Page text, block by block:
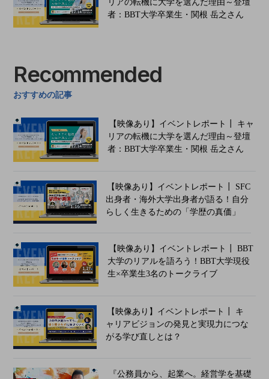
リアの転機に大学を選んだ理由～登壇
者：BBT大学卒業生・関根 岳之さん
Recommended
おすすめの記事
【映像あり】イベントレポート┃ キャ
リアの転機に大学を選んだ理由～登壇
者：BBT大学卒業生・関根 岳之さん
【映像あり】イベントレポート┃ SFC
出身者・海外大学出身者が語る！自分
らしく生きるための「学歴の真価」
【映像あり】イベントレポート┃ BBT
大学のリアルを語ろう！BBT大学現役
生×卒業生3名のトークライブ​
【映像あり】イベントレポート┃ キ
ャリアビジョンの発見と実現力につな
がる学び直しとは？
『公務員から、起業へ。経営学を基礎